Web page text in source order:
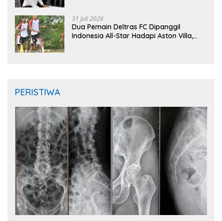
31 Juli 2026
Dua Pemain Deltras FC Dipanggil
Indonesia All-Star Hadapi Aston Villa,
PERISTIWA